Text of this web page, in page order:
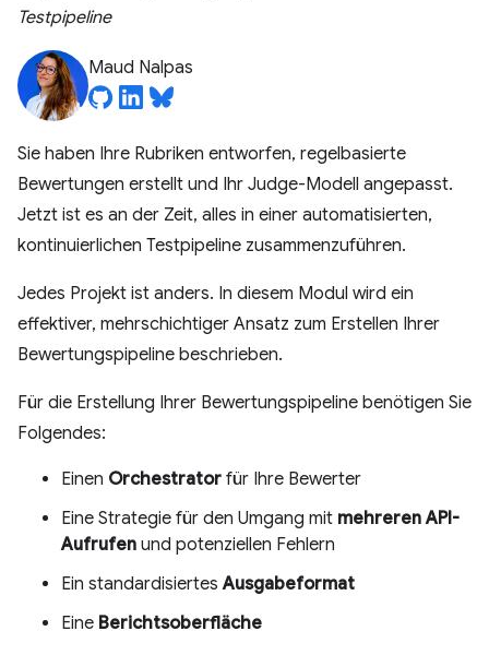
Testpipeline
Maud Nalpas
Sie haben Ihre Rubriken entworfen, regelbasierte
Bewertungen erstellt und Ihr Judge-Modell angepasst.
Jetzt ist es an der Zeit, alles in einer automatisierten,
kontinuierlichen Testpipeline zusammenzuführen.
Jedes Projekt ist anders. In diesem Modul wird ein
effektiver, mehrschichtiger Ansatz zum Erstellen Ihrer
Bewertungspipeline beschrieben.
Für die Erstellung Ihrer Bewertungspipeline benötigen Sie
Folgendes:
Einen Orchestrator für Ihre Bewerter
Eine Strategie für den Umgang mit mehreren API-
Aufrufen und potenziellen Fehlern
Ein standardisiertesAusgabeformat
Eine Berichtsoberfläche